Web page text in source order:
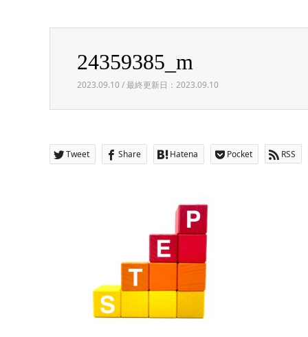
24359385_m
24359385_m
2023.09.10 / 最終更新日：2023.09.10
Tweet Share Hatena Pocket RSS